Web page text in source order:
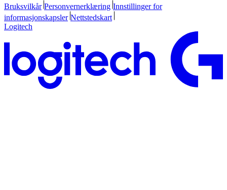
Bruksvilkår Personvernerklæring Innstillinger for
informasjonskapsler Nettstedskart
Logitech